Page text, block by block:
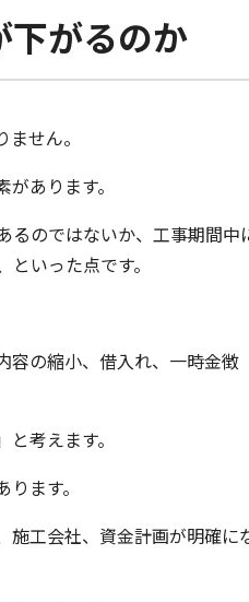
下がるのか
せん。
あります。
るのではないか、工事期間中
いった点です。
容の縮小、借入れ、一時金徴
考えます。
ます。
施工会社、資金計画が明確に